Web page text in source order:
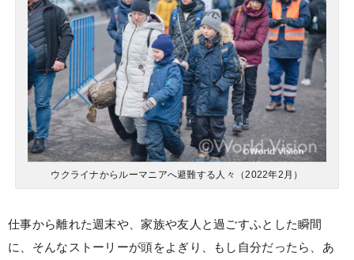
ウクライナからルーマニアへ避難する人々（2022年2月）
仕事から離れた週末や、家族や友人と過ごすふとした瞬間
に、そんなストーリーが頭をよぎり、もし自分だったら、あ